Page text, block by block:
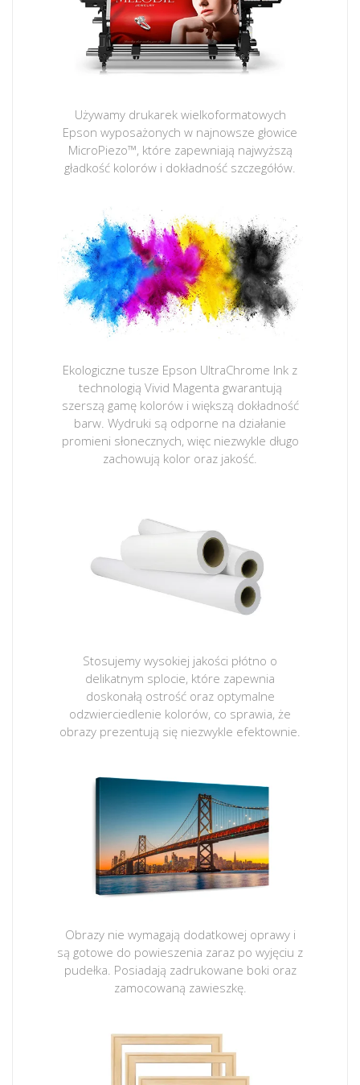
Używamy drukarek wielkoformatowych
Epson wyposażonych w najnowsze głowice
MicroPiezo™, które zapewniają najwyższą
gładkość kolorów i dokładność szczegółów.
Ekologiczne tusze Epson UltraChrome Ink z
technologią Vivid Magenta gwarantują
szerszą gamę kolorów i większą dokładność
barw. Wydruki są odporne na działanie
promieni słonecznych, więc niezwykle długo
zachowują kolor oraz jakość.
Stosujemy wysokiej jakości płótno o
delikatnym splocie, które zapewnia
doskonałą ostrość oraz optymalne
odzwierciedlenie kolorów, co sprawia, że
obrazy prezentują się niezwykle efektownie.
Obrazy nie wymagają dodatkowej oprawy i
są gotowe do powieszenia zaraz po wyjęciu z
pudełka. Posiadają zadrukowane boki oraz
zamocowaną zawieszkę.